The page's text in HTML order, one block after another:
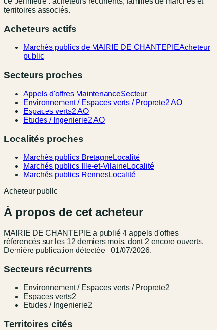
territoires associés.
Acheteurs actifs
Marchés publics de MAIRIE DE CHANTEPIEAcheteur
public
Secteurs proches
Appels d'offres MaintenanceSecteur
Environnement / Espaces verts / Proprete2 AO
Espaces verts2 AO
Etudes / Ingenierie2 AO
Localités proches
Marchés publics BretagneLocalité
Marchés publics Ille-et-VilaineLocalité
Marchés publics RennesLocalité
Acheteur public
À propos de cet acheteur
MAIRIE DE CHANTEPIE a publié 4 appel s d'offres
référencés sur les 12 derniers mois, dont 2 encore ouverts.
Dernière publication détectée : 01/07/2026.
Secteurs récurrents
Environnement / Espaces verts / Proprete2
Espaces verts2
Etudes / Ingenierie2
Territoires cités